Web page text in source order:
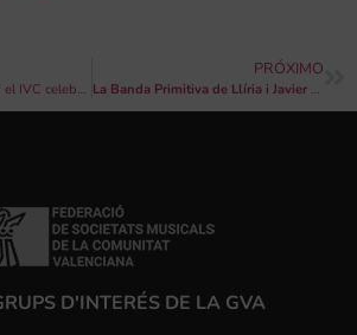
La FSMCV, CaixaBank i el IVC celebren el V Concurs CaixaBank d’Orquestres de la Comunitat Valenciana
PRÓXIMO
La Banda Primitiva de Llíria i Javier Enguídanos tanquen un exitós cicle artístic
D'INTERÉS DE LA GVA